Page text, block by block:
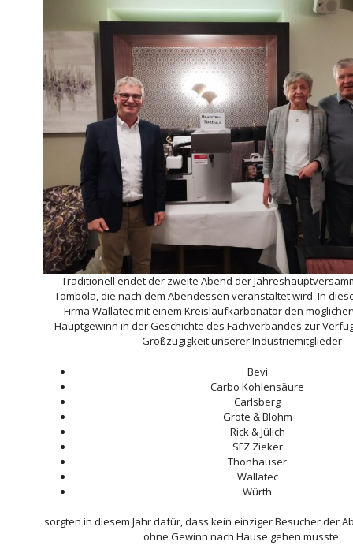
Traditionell endet der zweite Abend der
Tombola, die nach dem Abendessen veranstaltet wird. In
Firma Wallatec mit einem Kreislaufkarbonator den
Hauptgewinn in der Geschichte des Fachverbandes zur
Großzügigkeit unserer Industriemitglieder
Bevi
Carbo Kohlensäure
Carlsberg
Grote & Blohm
Rick & Jülich
SFZ Zieker
Thonhauser
Wallatec
Würth
sorgten in diesem Jahr dafür, dass kein einziger Besucher der
ohne Gewinn nach Hause gehen musste.